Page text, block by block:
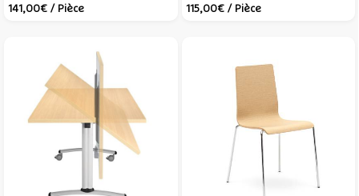
141,00€ / Pièce
115,00€ / Pièce